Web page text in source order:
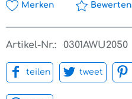
Merken Bewerten
Artikel-Nr.: 0301AWU2050
teilen tweet